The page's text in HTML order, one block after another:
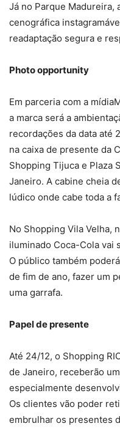
Já no Parque Madureira,
cenográfica
readaptação segura e
Photo opportunity
Em parceria com a
a marca será a
recordações da data até
na caixa de presente da
Shopping Tijuca e Plaza
Janeiro. A cabine cheia
lúdico onde cabe toda a
No Shopping Vila Velha,
iluminado Coca-Cola vai
O público também
de fim de ano, fazer um
uma garrafa.
Papel de presente
Até 24/12, o Shopping
de Janeiro, receberão
especialmente
Os clientes vão poder
embrulhar os presentes